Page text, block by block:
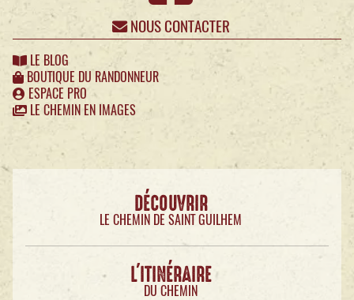
NOUS CONTACTER
LE BLOG
BOUTIQUE DU RANDONNEUR
ESPACE PRO
LE CHEMIN EN IMAGES
DÉCOUVRIR
LE CHEMIN DE SAINT GUILHEM
L'ITINÉRAIRE
DU CHEMIN